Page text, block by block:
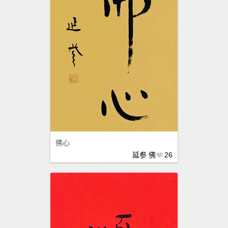
佛心
延参 佛 26